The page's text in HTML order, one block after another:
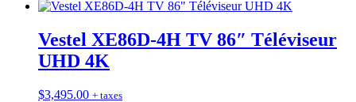
Vestel XE86D-4H TV 86″ Téléviseur
UHD 4K
$3,495.00 + taxes